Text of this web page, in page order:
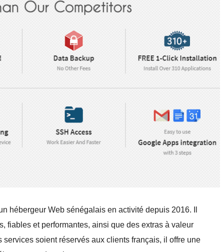
hébergeur Web sénégalais en activité depuis 2016. Il
fiables et performantes, ainsi que des extras à valeur
soient réservés aux clients français, il offre une